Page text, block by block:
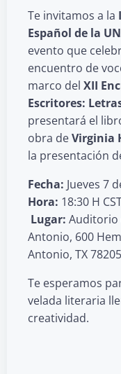
Te invitamos a la
Español de la
evento que
encuentro de
marco del XII
Escritores:
presentará el
obra deVirginia
la presentación
Fecha: Jueves 7
Hora: 18:30 H
️ Lugar: Auditorio
Antonio, 600
Antonio, TX
Te esperamos
velada literaria
creatividad.